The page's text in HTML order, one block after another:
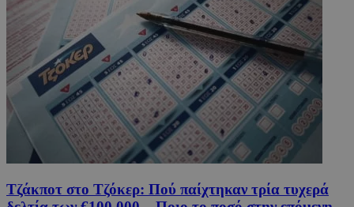
Τζάκποτ στο Τζόκερ: Πού παίχτηκαν τρία τυχερά